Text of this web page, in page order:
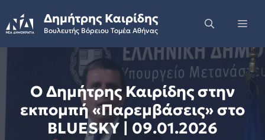
to
content
Δημήτρης Καιρίδης
Βουλευτής Βόρειου Τομέα Αθήνας
Ο Δημήτρης Καιρίδης στην
εκπομπή «Παρεμβάσεις» στο
BLUESKY | 09.01.2026